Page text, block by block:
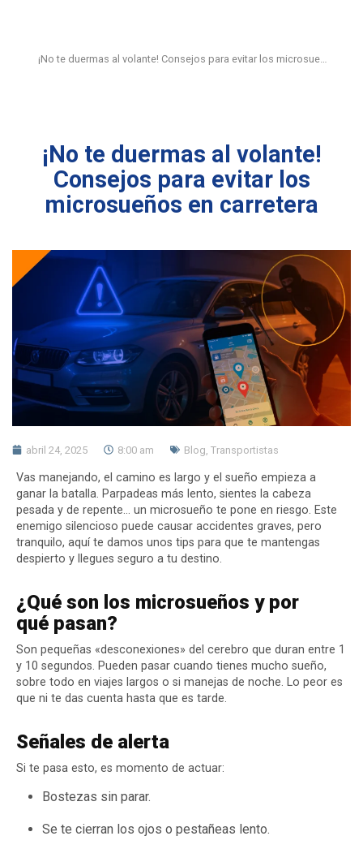
¡No te duermas al volante! Consejos para evitar los microsue…
¡No te duermas al volante!
Consejos para evitar los
microsueños en carretera
abril 24, 2025 8:00 am Blog Transportistas
Vas manejando, el camino es largo y el sueño empieza a
ganar la batalla. Parpadeas más lento, sientes la cabeza
pesada y de repente… un microsueño te pone en riesgo. Este
enemigo silencioso puede causar accidentes graves, pero
tranquilo, aquí te damos unos tips para que te mantengas
despierto y llegues seguro a tu destino.
¿Qué son los microsueños y por
qué pasan?
Son pequeñas «desconexiones» del cerebro que duran entre 1
y 10 segundos. Pueden pasar cuando tienes mucho sueño,
sobre todo en viajes largos o si manejas de noche. Lo peor es
que ni te das cuenta hasta que es tarde.
Señales de alerta
Si te pasa esto, es momento de actuar:
Bostezas sin parar.
Se te cierran los ojos o pestañeas lento.